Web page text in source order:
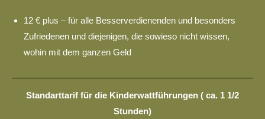
12 € plus – für alle Besserverdienenden und besonders
Zufriedenen und diejenigen, die sowieso nicht wissen,
wohin mit dem ganzen Geld
Standarttarif für die Kinderwattführungen ( ca. 1 1/2
Stunden)